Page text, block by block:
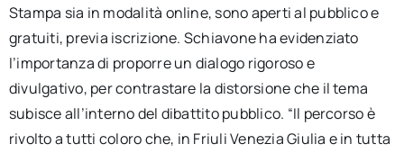
Stampa sia in modalità online, sono aperti al pubblico e
gratuiti, previa iscrizione. Schiavone ha evidenziato
l’importanza di proporre un dialogo rigoroso e
divulgativo, per contrastare la distorsione che il tema
subisce all’interno del dibattito pubblico. “Il percorso è
rivolto a tutti coloro che, in Friuli Venezia Giulia e in tutta